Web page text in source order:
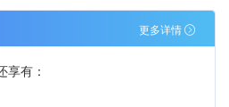
更多详情
享有：